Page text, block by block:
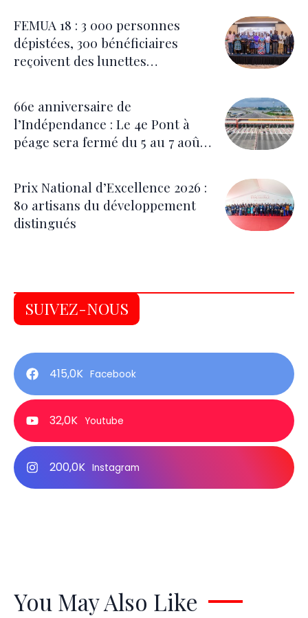
FEMUA 18 : 3 000 personnes
dépistées, 300 bénéficiaires
reçoivent des lunettes
66e anniversaire de
l’Indépendance : Le 4e Pont à
péage sera fermé du 5 au 7 août
Prix National d’Excellence 2026 :
80 artisans du développement
distingués
SUIVEZ-NOUS
415,0K Facebook
32,0K Youtube
200,0K Instagram
You May Also Like